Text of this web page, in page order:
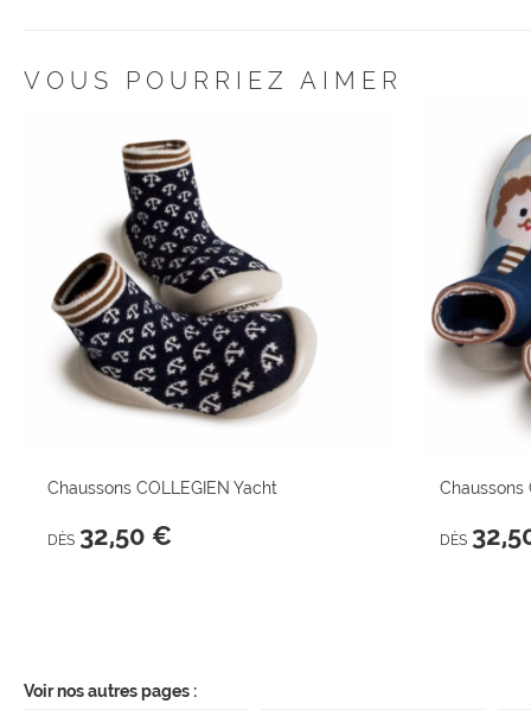
VOUS POURRIEZ AIMER
Chaussons COLLEGIEN Yacht
DÈS 32,50 €
Chaussons
DÈS
Voir nos autres pages :